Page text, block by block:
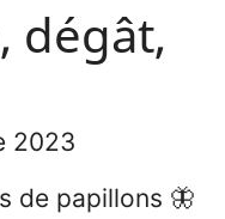
dégât,
2023
de papillons 🦋